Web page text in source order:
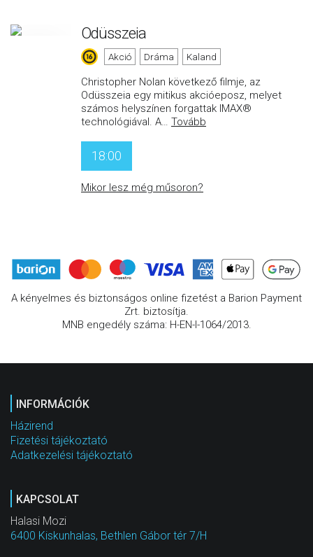
Odüsszeia
Akció Dráma Kaland
Christopher Nolan következő filmje, az
Odüsszeia egy mitikus akcióeposz, melyet
számos helyszínen forgattak IMAX®
technológiával. A… Tovább
18:00
Mikor lesz még műsoron?
A kényelmes és biztonságos online fizetést a Barion Payment
Zrt. biztosítja.
MNB engedély száma: H-EN-I-1064/2013.
INFORMÁCIÓK
Házirend
Fizetési tájékoztató
Adatkezelési tájékoztató
KAPCSOLAT
Halasi Mozi
6400 Kiskunhalas, Bethlen Gábor tér 7/H